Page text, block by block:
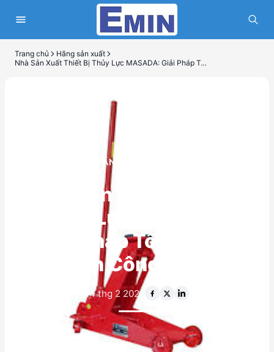
Trang chủ
Hãng sản xuất
Nhà Sản Xuất Thiết Bị Thủy Lực MASADA: Giải Pháp Tối Ưu Cho Ngành Công Nghiệp
HÃNG SẢN XUẤT
Nhà Sản Xuất Thiết Bị
Thủy Lực MASADA:
Giải Pháp Tối Ưu Cho
Ngành Công Nghiệp
14 thg 2 2026